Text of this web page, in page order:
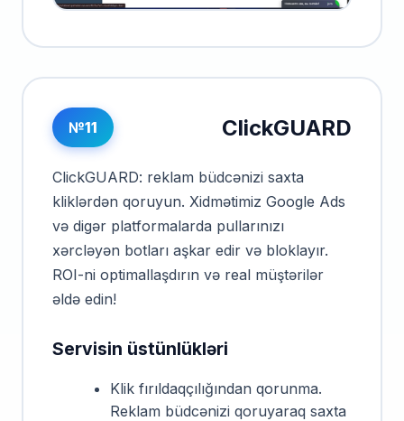
№11 ClickGUARD
ClickGUARD: reklam büdcənizi saxta
kliklərdən qoruyun. Xidmətimiz Google Ads
və digər platformalarda pullarınızı
xərcləyən botları aşkar edir və bloklayır.
ROI-ni optimallaşdırın və real müştərilər
əldə edin!
Servisin üstünlükləri
Klik fırıldaqçılığından qorunma.
Reklam büdcənizi qoruyaraq saxta